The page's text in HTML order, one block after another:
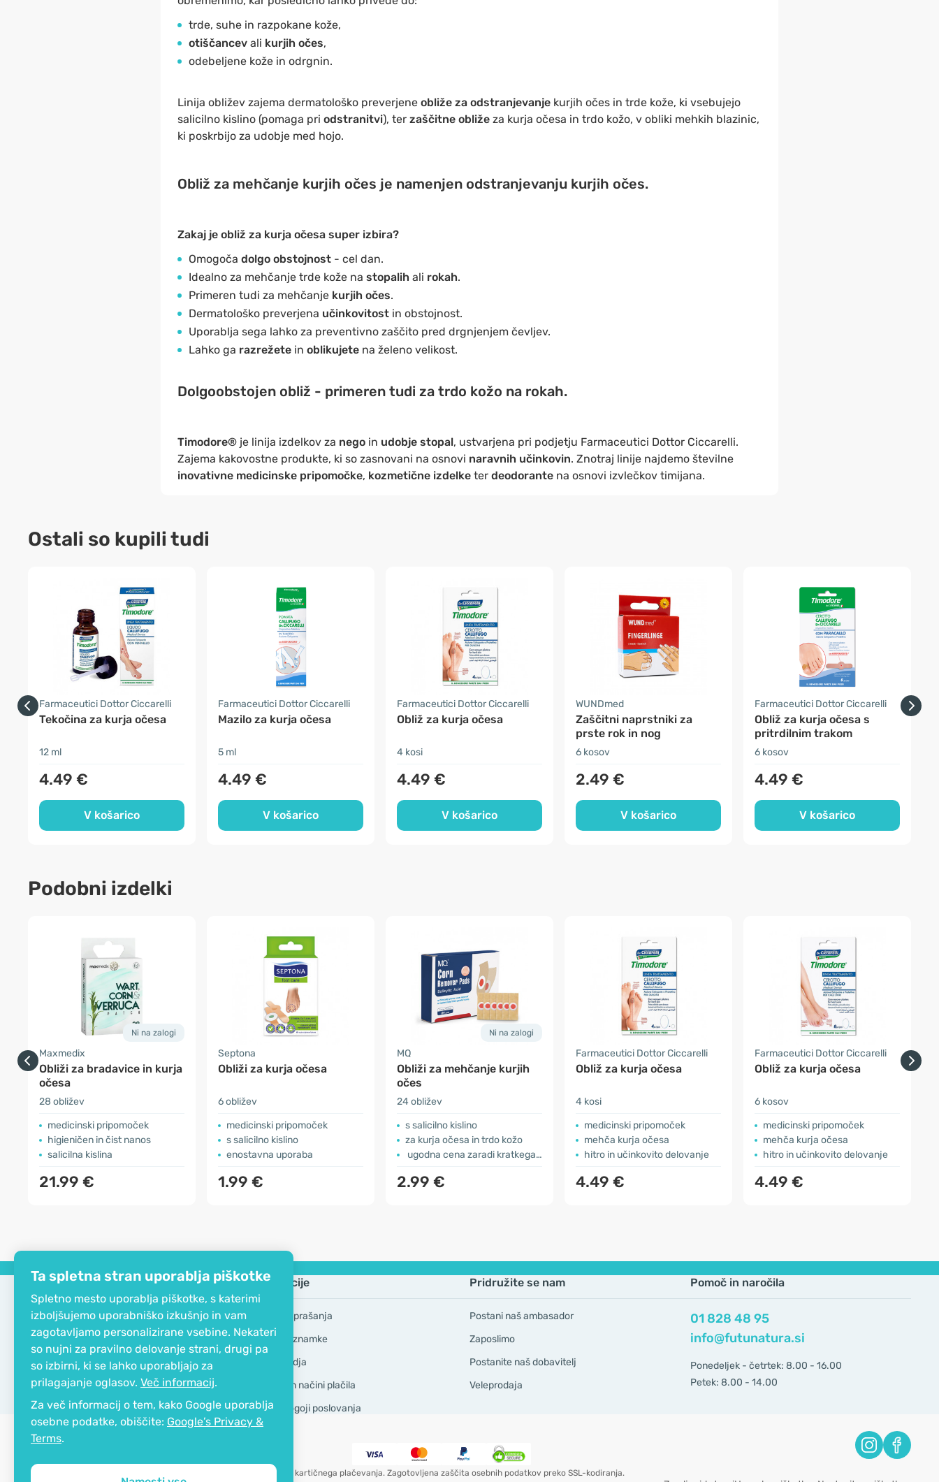
Ta spletna stran uporablja piškotke
Spletno mesto uporablja piškotke, s katerimi
izboljšujemo uporabniško izkušnjo in vam
zagotavljamo personalizirane vsebine. Nekateri
so nujni za pravilno delovanje strani, drugi pa
so izbirni, ki se lahko uporabljajo za
prilagajanje oglasov. Več informacij.
Za več informacij o tem, kako Google uporablja
osebne podatke, obiščite: Google’s Privacy &
Terms.
trde, suhe in razpokane kože,
otiščancev ali kurjih očes,
odebeljene kože in odrgnin.
Linija obližev zajema dermatološko preverjene obliže za odstranjevanje kurjih očes in trde kože, ki vsebujejo
salicilno kislino (pomaga pri odstranitvi), ter zaščitne obliže za kurja očesa in trdo kožo, v obliki mehkih blazinic,
ki poskrbijo za udobje med hojo.
Obliž za mehčanje kurjih očes je namenjen odstranjevanju kurjih očes.
Zakaj je obliž za kurja očesa super izbira?
Omogoča dolgo obstojnost- cel dan.
Idealno za mehčanje trde kože na stopalih ali rokah.
Primeren tudi za mehčanje kurjih očes.
Dermatološko preverjena učinkovitost in obstojnost.
Uporablja sega lahko za preventivno zaščito pred drgnjenjem čevljev.
Lahko ga razrežete in oblikujete na želeno velikost.
Dolgoobstojen obliž - primeren tudi za trdo kožo na rokah.
Timodore® je linija izdelkov za nego in udobje stopal, ustvarjena pri podjetju Farmaceutici Dottor Ciccarelli.
Zajema kakovostne produkte, ki so zasnovani na osnovi naravnih učinkovin. Znotraj linije najdemo številne
inovativne medicinske pripomočke, kozmetične izdelketer deodorante na osnovi izvlečkov timijana.
Ostali so kupili tudi
Farmaceutici Dottor Ciccarelli
Tekočina za kurja očesa
12 ml
4.49 €
V košarico
Farmaceutici Dottor Ciccarelli
Mazilo za kurja očesa
5 ml
4.49 €
V košarico
Farmaceutici Dottor Ciccarelli
Obliž za kurja očesa
4 kosi
4.49 €
V košarico
WUNDmed
Zaščitni naprstniki za
prste rok in nog
6 kosov
2.49 €
V košarico
Farmaceutici Dottor Ciccarelli
Obliž za kurja očesa s
pritrdilnim trakom
6 kosov
4.49 €
V košarico
Podobni izdelki
Ni na zalogi
Maxmedix
Obliži za bradavice in kurja
očesa
28 obližev
medicinski pripomoček
higieničen in čist nanos
salicilna kislina
21.99 €
Septona
Obliži za kurja očesa
6 obližev
medicinski pripomoček
s salicilno kislino
enostavna uporaba
1.99 €
Ni na zalogi
MQ
Obliži za mehčanje kurjih
očes
24 obližev
s salicilno kislino
za kurja očesa in trdo kožo
ugodna cena zaradi kratkega roka uporabe
2.99 €
Farmaceutici Dottor Ciccarelli
Obliž za kurja očesa
4 kosi
medicinski pripomoček
mehča kurja očesa
hitro in učinkovito delovanje
4.49 €
Farmaceutici Dottor Ciccarelli
Obliž za kurja očesa
6 kosov
medicinski pripomoček
mehča kurja očesa
hitro in učinkovito delovanje
4.49 €
Podjetje
EKO certifikat
Kontakt
O podjetju
Informacije
Pogosta vprašanja
Blagovne znamke
GDPR Orodja
Dostava in načini plačila
Splošni pogoji poslovanja
Pridružite se nam
Postani naš ambasador
Zaposlimo
Postanite naš dobavitelj
Veleprodaja
Pomoč in naročila
01 828 48 95
info@futunatura.si
Ponedeljek - četrtek: 8.00 - 16.00
Petek: 8.00 - 14.00
Možnost kartičnega plačevanja. Zagotovljena zaščita osebnih podatkov preko SSL-kodiranja.